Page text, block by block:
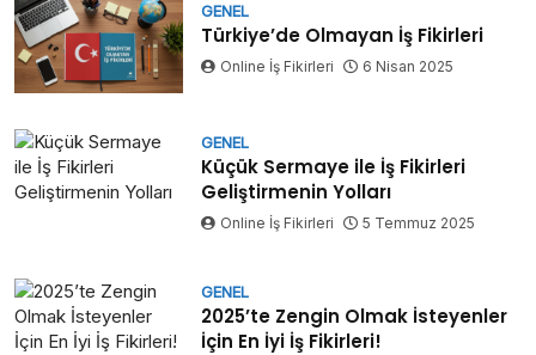
GENEL
Türkiye’de Olmayan İş Fikirleri
Online İş Fikirleri 6 Nisan 2025
GENEL
Küçük Sermaye ile İş Fikirleri
Geliştirmenin Yolları
Online İş Fikirleri 5 Temmuz 2025
GENEL
2025’te Zengin Olmak İsteyenler
İçin En İyi İş Fikirleri!